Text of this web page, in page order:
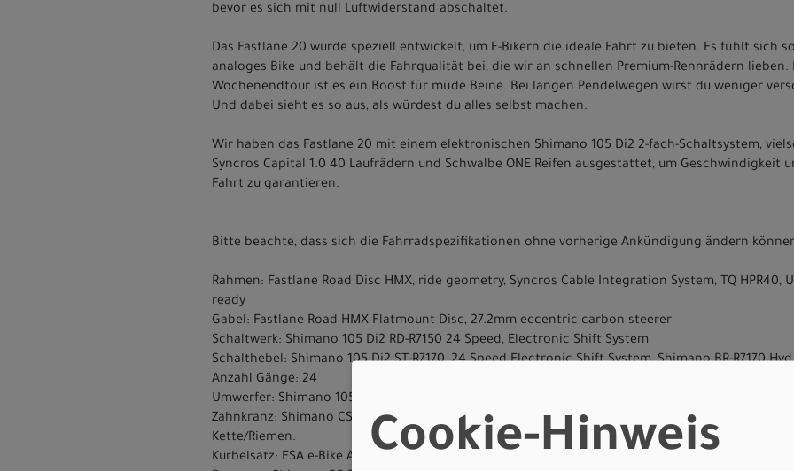
bevor es sich mit null Luftwiderstand abschaltet.
Das Fastlane 20 wurde speziell entwickelt, um E-Bikern die ideale Fahrt zu bieten. Es fühlt sich
analoges Bike und behält die Fahrqualität bei, die wir an schnellen Premium-Rennrädern
Wochenendtour ist es ein Boost für müde Beine. Bei langen Pendelwegen wirst du weniger
Und dabei sieht es so aus, als würdest du alles selbst machen.
Wir haben das Fastlane 20 mit einem elektronischen Shimano 105 Di2 2-fach-Schaltsystem,
Syncros Capital 1.0 40 Laufrädern und Schwalbe ONE Reifen ausgestattet, um Geschwindigkeit
Fahrt zu garantieren.
Bitte beachte, dass sich die Fahrradspezifikationen ohne vorherige Ankündigung ändern
Rahmen: Fastlane Road Disc HMX, ride geometry, Syncros Cable Integration System, TQ HPR40,
ready
Gabel: Fastlane Road HMX Flatmount Disc, 27.2mm eccentric carbon steerer
Schaltwerk: Shimano 105 Di2 RD-R7150 24 Speed, Electronic Shift System
Schalthebel: Shimano 105 Di2 ST-R7170, 24 Speed Electronic Shift System, Shimano BR-R7170
Anzahl Gänge: 24
Umwerfer: Shimano 105 Di2 FD-R7150, Electronic Shift System
Zahnkranz: Shimano CS-R7100, 11-34
Kette/Riemen:
Kurbelsatz: FSA e-Bike Alloy CK-6048, Chainring 50/34TCookie-Hinweis